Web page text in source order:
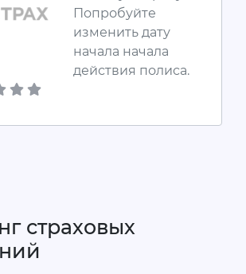
Попробуйте
изменить дату
начала начала
действия полиса.
страховых